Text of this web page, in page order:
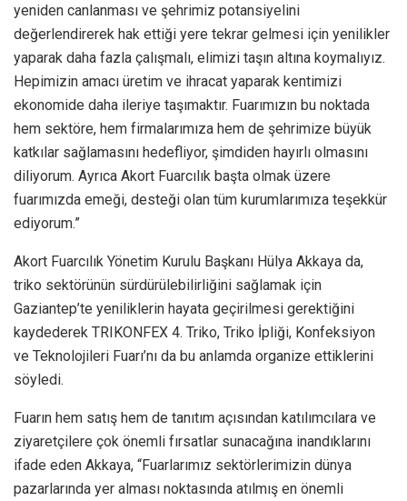
yeniden canlanması ve şehrimiz potansiyelini
değerlendirerek hak ettiği yere tekrar gelmesi için yenilikler
yaparak daha fazla çalışmalı, elimizi taşın altına koymalıyız.
Hepimizin amacı üretim ve ihracat yaparak kentimizi
ekonomide daha ileriye taşımaktır. Fuarımızın bu noktada
hem sektöre, hem firmalarımıza hem de şehrimize büyük
katkılar sağlamasını hedefliyor, şimdiden hayırlı olmasını
diliyorum. Ayrıca Akort Fuarcılık başta olmak üzere
fuarımızda emeği, desteği olan tüm kurumlarımıza teşekkür
ediyorum.”
Akort Fuarcılık Yönetim Kurulu Başkanı Hülya Akkaya da,
triko sektörünün sürdürülebilirliğini sağlamak için
Gaziantep’te yeniliklerin hayata geçirilmesi gerektiğini
kaydederek TRIKONFEX 4. Triko, Triko İpliği, Konfeksiyon
ve Teknolojileri Fuarı’nı da bu anlamda organize ettiklerini
söyledi.
Fuarın hem satış hem de tanıtım açısından katılımcılara ve
ziyaretçilere çok önemli fırsatlar sunacağına inandıklarını
ifade eden Akkaya, “Fuarlarımız sektörlerimizin dünya
pazarlarında yer alması noktasında atılmış en önemli